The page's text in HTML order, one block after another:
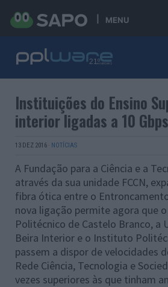
MENU
Instituições do Ensino
interior ligadas a 10 Gbps
13 DEZ 2016 · NOTÍCIAS
A Fundação para a Ciência e a
através da sua unidade FCCN,
fibra ótica entre o
nova ligação permite agora que
Politécnico de Castelo Branco, a
Beira Interior e o Instituto
passem a dispor de velocidades
Rede Ciência, Tecnologia e
vezes superiores às que tinham